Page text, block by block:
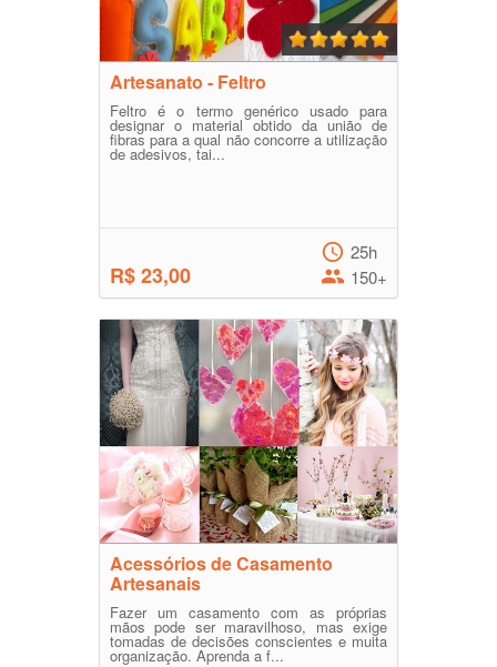
Artesanato - Feltro
Feltro é o termo genérico usado para
designar o material obtido da união de
fibras para a qual não concorre a utilização
de adesivos, tai...
R$ 23,00
25h
150+
Acessórios de Casamento
Artesanais
Fazer um casamento com as próprias
mãos pode ser maravilhoso, mas exige
tomadas de decisões conscientes e muita
organização. Aprenda a f...